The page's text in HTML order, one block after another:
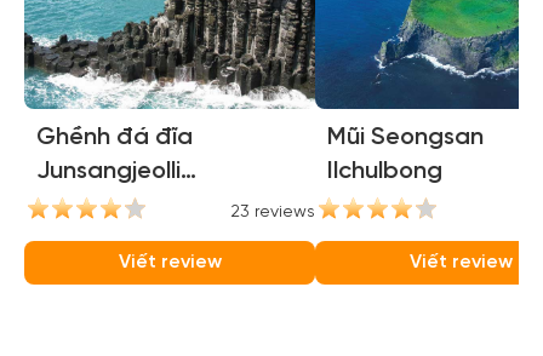
Ghềnh đá đĩa
Junsangjeolli
(Jusangjeolli Cliffs)23 reviews
Viết review
Mũi Seongsan
Ilchulbong
Viết review